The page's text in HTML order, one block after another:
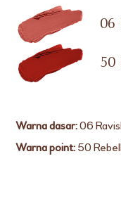
06
50
Warna dasar:06
Warna point:50